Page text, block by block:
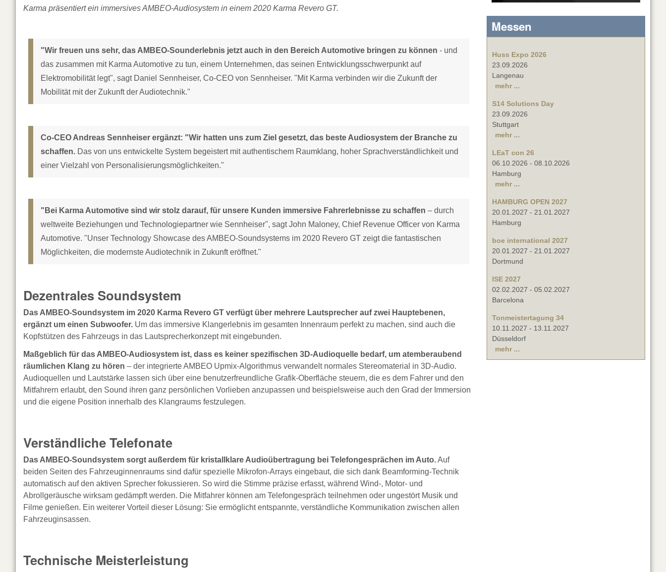
Karma präsentiert ein immersives AMBEO-Audiosystem in einem 2020 Karma Revero GT.
"Wir freuen uns sehr, das AMBEO-Sounderlebnis jetzt auch in den Bereich Automotive bringen zu können - und
das zusammen mit Karma Automotive zu tun, einem Unternehmen, das seinen Entwicklungsschwerpunkt auf
Elektromobilität legt", sagt Daniel Sennheiser, Co-CEO von Sennheiser. "Mit Karma verbinden wir die Zukunft der
Mobilität mit der Zukunft der Audiotechnik."
Co-CEO Andreas Sennheiser ergänzt: "Wir hatten uns zum Ziel gesetzt, das beste Audiosystem der Branche zu
schaffen. Das von uns entwickelte System begeistert mit authentischem Raumklang, hoher Sprachverständlichkeit und
einer Vielzahl von Personalisierungsmöglichkeiten."
"Bei Karma Automotive sind wir stolz darauf, für unsere Kunden immersive Fahrerlebnisse zu schaffen – durch
weltweite Beziehungen und Technologiepartner wie Sennheiser", sagt John Maloney, Chief Revenue Officer von Karma
Automotive. "Unser Technology Showcase des AMBEO-Soundsystems im 2020 Revero GT zeigt die fantastischen
Möglichkeiten, die modernste Audiotechnik in Zukunft eröffnet."
Dezentrales Soundsystem
Das AMBEO-Soundsystem im 2020 Karma Revero GT verfügt über mehrere Lautsprecher auf zwei Hauptebenen,
ergänzt um einen Subwoofer. Um das immersive Klangerlebnis im gesamten Innenraum perfekt zu machen, sind auch die
Kopfstützen des Fahrzeugs in das Lautsprecherkonzept mit eingebunden.
Maßgeblich für das AMBEO-Audiosystem ist, dass es keiner spezifischen 3D-Audioquelle bedarf, um atemberaubend
räumlichen Klang zu hören – der integrierte AMBEO Upmix-Algorithmus verwandelt normales Stereomaterial in 3D-Audio.
Audioquellen und Lautstärke lassen sich über eine benutzerfreundliche Grafik-Oberfläche steuern, die es dem Fahrer und den
Mitfahrern erlaubt, den Sound ihren ganz persönlichen Vorlieben anzupassen und beispielsweise auch den Grad der Immersion
und die eigene Position innerhalb des Klangraums festzulegen.
Verständliche Telefonate
Das AMBEO-Soundsystem sorgt außerdem für kristallklare Audioübertragung bei Telefongesprächen im Auto.Auf
beiden Seiten des Fahrzeuginnenraums sind dafür spezielle Mikrofon-Arrays eingebaut, die sich dank Beamforming-Technik
automatisch auf den aktiven Sprecher fokussieren. So wird die Stimme präzise erfasst, während Wind-, Motor- und
Abrollgeräusche wirksam gedämpft werden. Die Mitfahrer können am Telefongespräch teilnehmen oder ungestört Musik und
Filme genießen. Ein weiterer Vorteil dieser Lösung: Sie ermöglicht entspannte, verständliche Kommunikation zwischen allen
Fahrzeuginsassen.
Technische Meisterleistung
Messen
Huss Expo 2026
23.09.2026
Langenau
mehr ...
S14 Solutions Day
23.09.2026
Stuttgart
mehr ...
LEaT con 26
06.10.2026 - 08.10.2026
Hamburg
mehr ...
HAMBURG OPEN 2027
20.01.2027 - 21.01.2027
Hamburg
boe international 2027
20.01.2027 - 21.01.2027
Dortmund
ISE 2027
02.02.2027 - 05.02.2027
Barcelona
Tonmeistertagung 34
10.11.2027 - 13.11.2027
Düsseldorf
mehr ...